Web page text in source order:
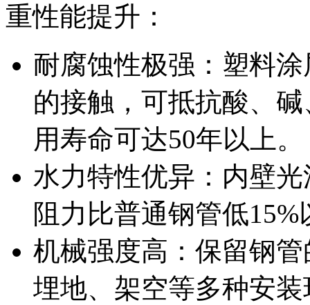
重性能提升：
耐腐蚀性极强：塑料
的接触，可抵抗酸、
用寿命可达50年以上。
水力特性优异：内壁
阻力比普通钢管低
机械强度高：保留钢
埋地、架空等多种安